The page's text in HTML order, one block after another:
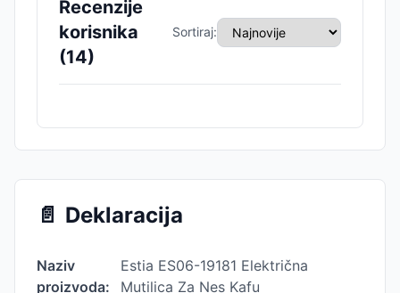
Recenzije
korisnika
(14)
Sortiraj:
📄 Deklaracija
Naziv
proizvoda:
Estia ES06-19181 Električna
Mutilica Za Nes Kafu